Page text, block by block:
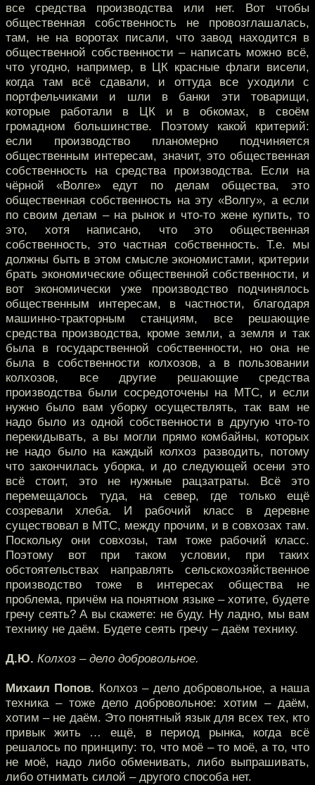
все средства производства или нет. Вот чтобы
общественная собственность не провозглашалась,
там, не на воротах писали, что завод находится в
общественной собственности – написать можно всё,
что угодно, например, в ЦК красные флаги висели,
когда там всё сдавали, и оттуда все уходили с
портфельчиками и шли в банки эти товарищи,
которые работали в ЦК и в обкомах, в своём
громадном большинстве. Поэтому какой критерий:
если производство планомерно подчиняется
общественным интересам, значит, это общественная
собственность на средства производства. Если на
чёрной «Волге» едут по делам общества, это
общественная собственность на эту «Волгу», а если
по своим делам – на рынок и что-то жене купить, то
это, хотя написано, что это общественная
собственность, это частная собственность. Т.е. мы
должны быть в этом смысле экономистами, критерии
брать экономические общественной собственности, и
вот экономически уже производство подчинялось
общественным интересам, в частности, благодаря
машинно-тракторным станциям, все решающие
средства производства, кроме земли, а земля и так
была в государственной собственности, но она не
была в собственности колхозов, а в пользовании
колхозов, все другие решающие средства
производства были сосредоточены на МТС, и если
нужно было вам уборку осуществлять, так вам не
надо было из одной собственности в другую что-то
перекидывать, а вы могли прямо комбайны, которых
не надо было на каждый колхоз разводить, потому
что закончилась уборка, и до следующей осени это
всё стоит, это не нужные рацзатраты. Всё это
перемещалось туда, на север, где только ещё
созревали хлеба. И рабочий класс в деревне
существовал в МТС, между прочим, и в совхозах там.
Поскольку они совхозы, там тоже рабочий класс.
Поэтому вот при таком условии, при таких
обстоятельствах направлять сельскохозяйственное
производство тоже в интересах общества не
проблема, причём на понятном языке – хотите, будете
гречу сеять? А вы скажете: не буду. Ну ладно, мы вам
технику не даём. Будете сеять гречу – даём технику.
Д.Ю. Колхоз – дело добровольное.
Михаил Попов. Колхоз – дело добровольное, а наша
техника – тоже дело добровольное: хотим – даём,
хотим – не даём. Это понятный язык для всех тех, кто
привык жить … ещё, в период рынка, когда всё
решалось по принципу: то, что моё – то моё, а то, что
не моё, надо либо обменивать, либо выпрашивать,
либо отнимать силой – другого способа нет.